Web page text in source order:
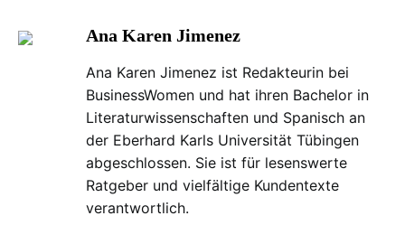
Ana Karen Jimenez
Ana Karen Jimenez ist Redakteurin bei
BusinessWomen und hat ihren Bachelor in
Literaturwissenschaften und Spanisch an
der Eberhard Karls Universität Tübingen
abgeschlossen. Sie ist für lesenswerte
Ratgeber und vielfältige Kundentexte
verantwortlich.